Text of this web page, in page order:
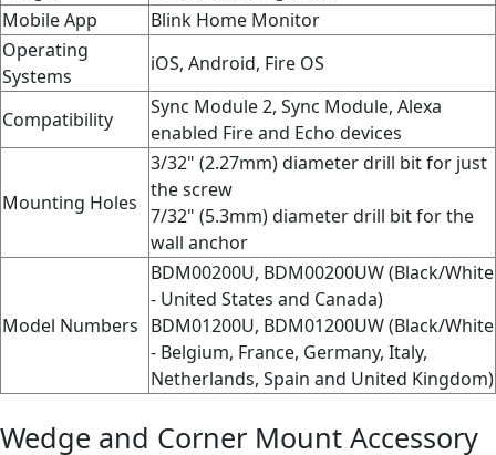
Mobile App
Blink Home Monitor
Operating
Systems
iOS, Android, Fire OS
Compatibility
Sync Module 2, Sync Module, Alexa
enabled Fire and Echo devices
Mounting Holes
3/32" (2.27mm) diameter drill bit for just
the screw
7/32" (5.3mm) diameter drill bit for the
wall anchor
Model Numbers
BDM00200U, BDM00200UW (Black/White
- United States and Canada)
BDM01200U, BDM01200UW (Black/White
- Belgium, France, Germany, Italy,
Netherlands, Spain and United Kingdom)
Wedge and Corner Mount Accessory